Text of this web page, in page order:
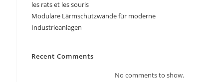
les rats et les souris
Modulare Lärmschutzwände für moderne
Industrieanlagen
Recent Comments
No comments to show.